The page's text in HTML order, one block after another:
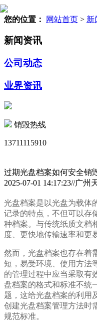
您的位置： 网站首页 > 新
新闻资讯
公司动态
业界资讯
销毁热线
13711115910
过期光盘档案如何安全销
2025-07-01 14:17:23//广
光盘档案是以光盘为载体
记录的特点，不但可以存
种档案。与传统纸质文档
度、更快地传输速率和更
然而，光盘档案也存在着
短，易受环境、使用方法
的管理过程中应当采取有
盘档案的格式和标准不统
题，这给光盘档案的利用
创建光盘档案管理方法时
规范标准。